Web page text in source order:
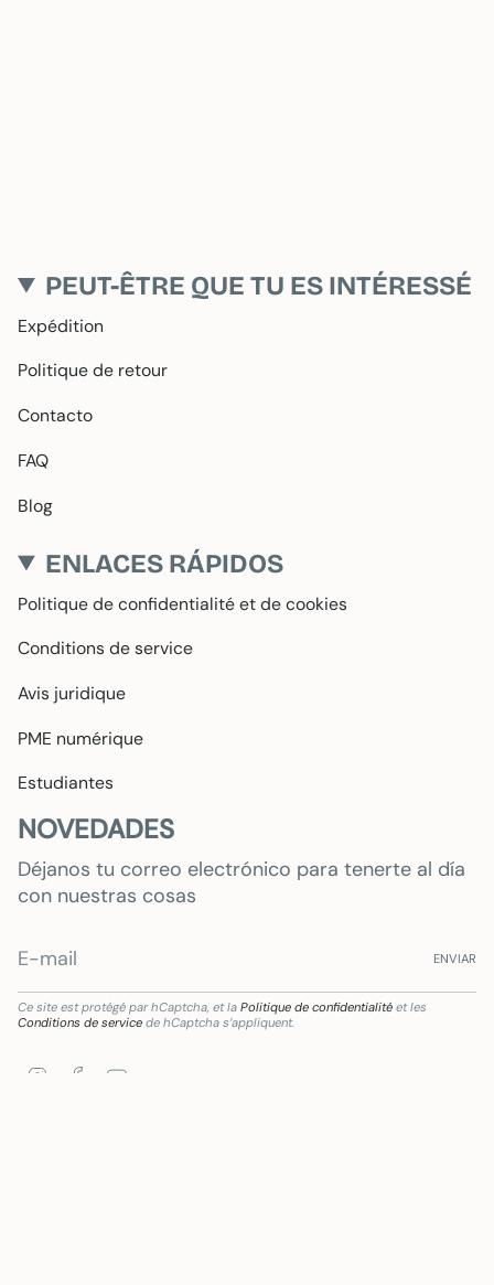
PEUT-ÊTRE QUE TU ES INTÉRESSÉ
Expédition
Politique de retour
Contacto
FAQ
Blog
ENLACES RÁPIDOS
Politique de confidentialité et de cookies
Conditions de service
Avis juridique
PME numérique
Estudiantes
NOVEDADES
Déjanos tu correo electrónico para tenerte al día
con nuestras cosas
ENVIAR
Ce site est protégé par hCaptcha, et la Politique de confidentialité et les
Conditions de service de hCaptcha s’appliquent.
InstagramFacebook